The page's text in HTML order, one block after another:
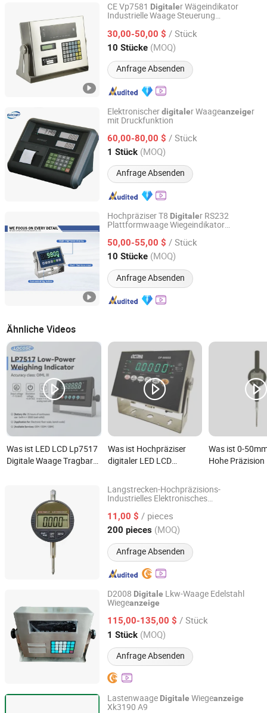
CE Vp7581 Digitaler Wägeindikator
Industrielle Waage Steuerung
30,00-50,00 $ / Stück
10 Stücke (MOQ)
Anfrage Absenden
Vipoo Electronic Technology Group Co., Ltd.
Fujian, China Seit 2025
Elektronischerdigitaler Waageanzeiger
mit Druckfunktion
60,00-80,00 $ / Stück
1 Stück (MOQ)
Anfrage Absenden
Gromy Industry Co., Ltd.
Zhejiang, China Seit 2014
Hochpräziser T8 Digitaler RS232
Plattformwaage Wiegeindikator
50,00-55,00 $ / Stück
10 Stücke (MOQ)
Anfrage Absenden
Ningbo Santwell Sensor Technology Co., Ltd.
Zhejiang, China Seit 2022
Ähnliche Videos
Was ist LED LCD Lp7517
Digitale Waage Tragbare
Was ist Hochpräziser
digitaler LED LCD
Industriewaagen mit
OIML Ntep Zertifikat (RS-
Kommunikationsschnittstelle)
Was ist 0-
Hohe Präzision
Langstrecken-Hochpräzisions-
Industrielles Elektronisches
11,00 $ / pieces
200 pieces (MOQ)
Anfrage Absenden
Orientools Industrial Co., Ltd.
Shanghai, China Seit 2025
D2008 Digitale Lkw-Waage Edelstahl
Wiegeanzeige
115,00-135,00 $ / Stück
1 Stück (MOQ)
Anfrage Absenden
Huai'an Hengcheng Industry and Trade Co., Ltd.
Jiangsu, China Seit 2026
Lastenwaage Digitale Wiegeanzeige
Xk3190 A9